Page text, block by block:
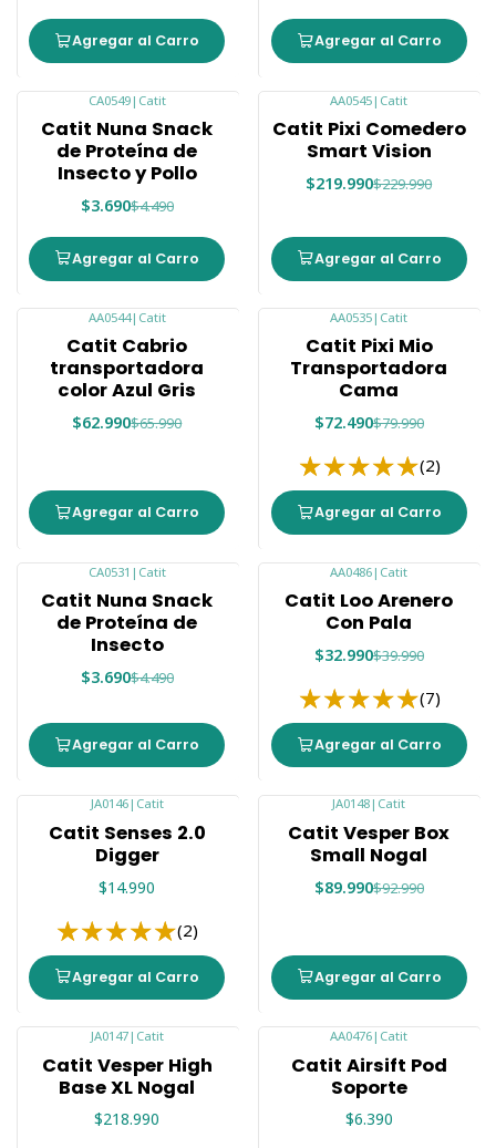
Agregar al Carro Agregar al Carro
CA0549| Catit
Catit Nuna Snack
de Proteína de
Insecto y Pollo
$3.690$4.490
Agregar al Carro
AA0545 | Catit
Catit Pixi Comedero
Smart Vision
$219.990$229.990
Agregar al Carro
AA0544| Catit
Catit Cabrio
transportadora
color Azul Gris
$62.990$65.990
Agregar al Carro
AA0535 | Catit
Catit Pixi Mio
Transportadora
Cama
$72.490$79.990
(2)
Agregar al Carro
CA0531 | Catit
Catit Nuna Snack
de Proteína de
Insecto
$3.690$4.490
Agregar al Carro
AA0486 | Catit
Catit Loo Arenero
Con Pala
$32.990$39.990
(7)
Agregar al Carro
JA0146| Catit
Catit Senses 2.0
Digger
$14.990
(2)
Agregar al Carro
JA0148 | Catit
Catit Vesper Box
Small Nogal
$89.990$92.990
Agregar al Carro
JA0147| Catit
Catit Vesper High
Base XL Nogal
$218.990
AA0476 | Catit
Catit Airsift Pod
Soporte
$6.390